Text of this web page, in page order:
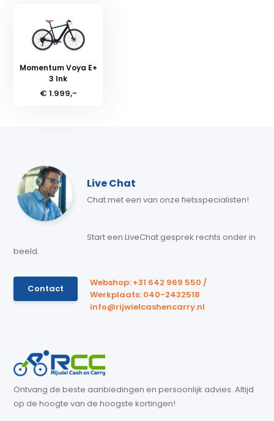
Momentum Voya E+
3 Ink
€ 1.999,-
Live Chat
Chat met een van onze fietsspecialisten!
Start een LiveChat gesprek rechts onder in
beeld.
Contact
Webshop: +31 642 969 550 /
Werkplaats: 040-2432518
info@rijwielcashencarry.nl
Ontvang de beste aanbiedingen en persoonlijk advies. Altijd
op de hoogte van de hoogste kortingen!